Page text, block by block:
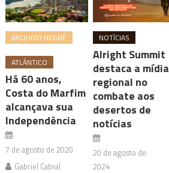
ARQUIVO NEGRÊ
ATLÂNTICO
Há 60 anos,
Costa do Marfim
alcançava sua
Independência
7 de agosto de 2020
Gabriel Cabral
NOTÍCIAS
Alright Summit
destaca a mídia
regional no
combate aos
desertos de
notícias
20 de agosto de
2024